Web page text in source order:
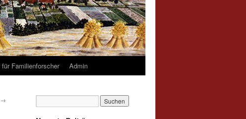
für Familienforscher Admin
→